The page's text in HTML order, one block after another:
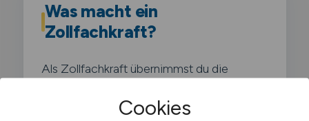
Was macht ein
Zollfachkraft?
Als Zollfachkraft übernimmst du die
zollrelevanter Vorgänge in einem
Cookies